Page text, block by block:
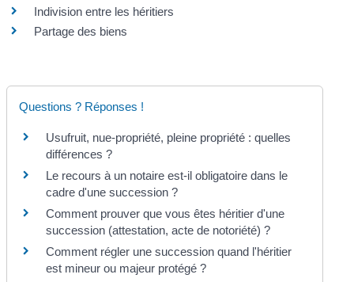
Indivision entre les héritiers
Partage des biens
Questions ? Réponses !
Usufruit, nue-propriété, pleine propriété : quelles
différences ?
Le recours à un notaire est-il obligatoire dans le
cadre d'une succession ?
Comment prouver que vous êtes héritier d'une
succession (attestation, acte de notoriété) ?
Comment régler une succession quand l'héritier
est mineur ou majeur protégé ?